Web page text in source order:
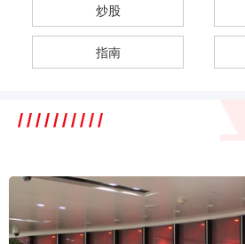
炒股
指南